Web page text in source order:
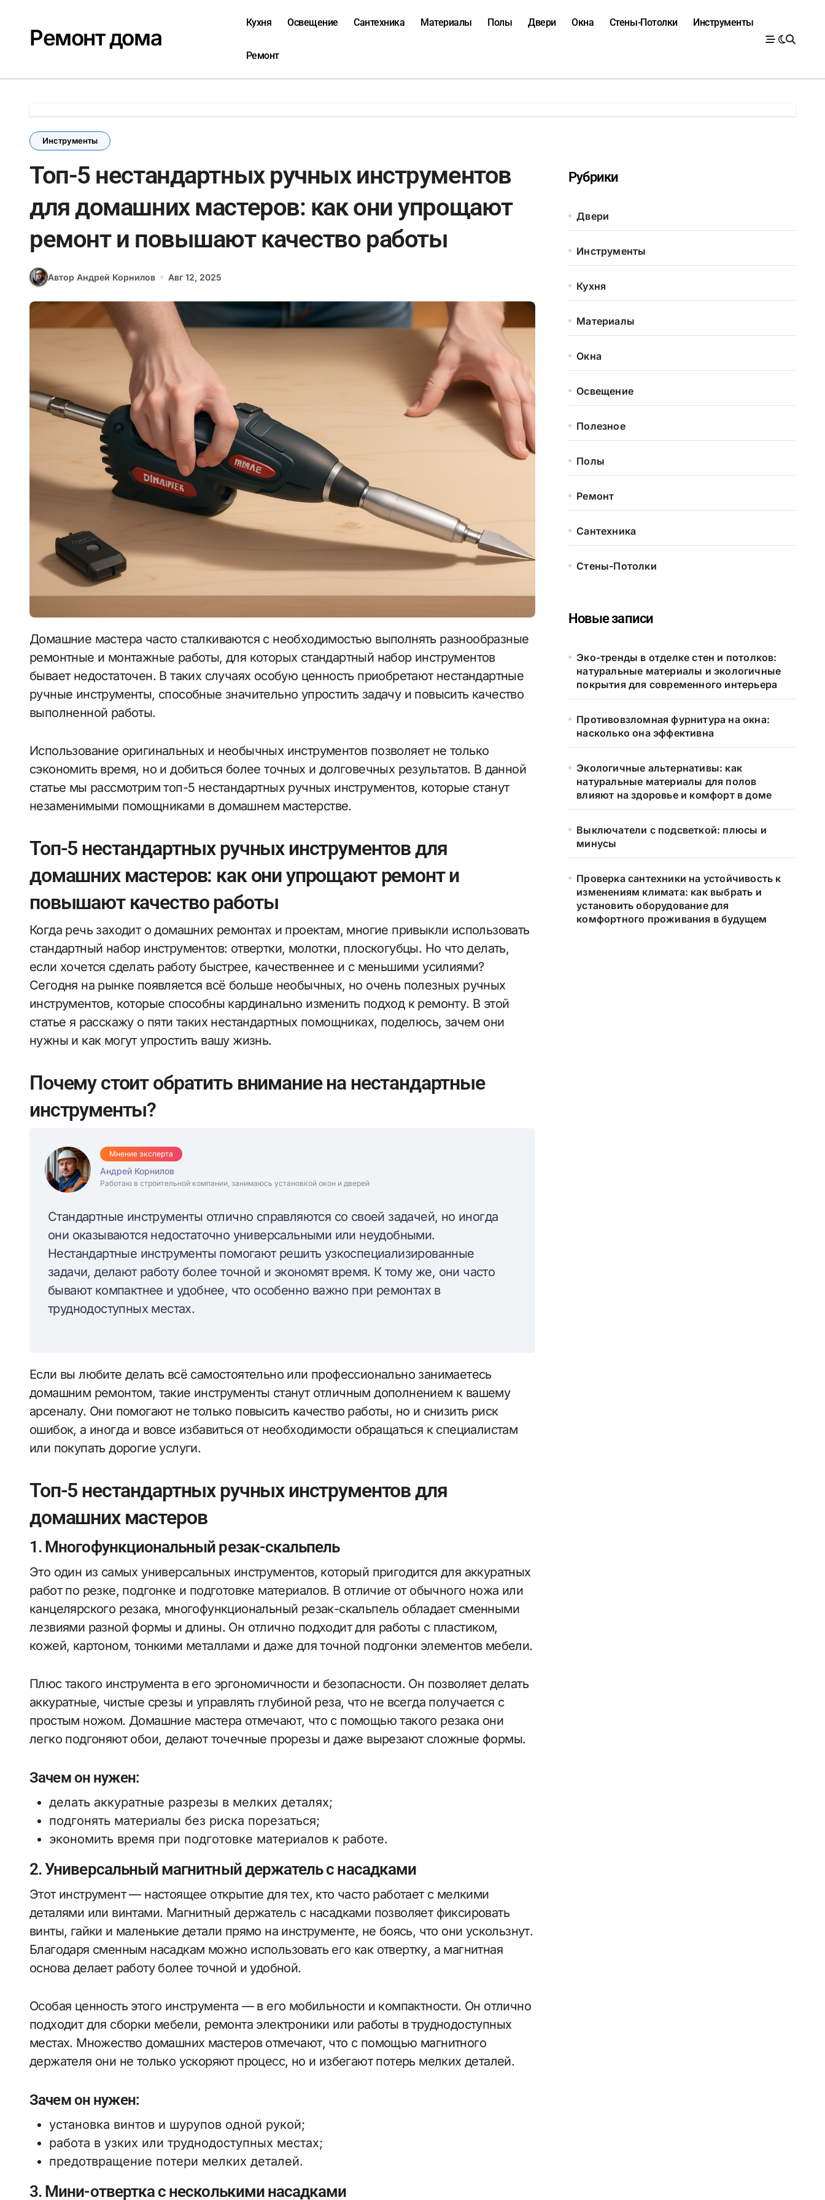
содержаниюРемонт дома
Кухня Освещение Сантехника Материалы Полы Двери Окна Стены-Потолки Инструменты
Ремонт
Инструменты
Топ-5 нестандартных ручных инструментов
для домашних мастеров: как они упрощают
ремонт и повышают качество работы
Автор Андрей Корнилов Авг 12, 2025
Домашние мастера часто сталкиваются с необходимостью выполнять разнообразные
ремонтные и монтажные работы, для которых стандартный набор инструментов
бывает недостаточен. В таких случаях особую ценность приобретают нестандартные
ручные инструменты, способные значительно упростить задачу и повысить качество
выполненной работы.
Использование оригинальных и необычных инструментов позволяет не только
сэкономить время, но и добиться более точных и долговечных результатов. В данной
статье мы рассмотрим топ-5 нестандартных ручных инструментов, которые станут
незаменимыми помощниками в домашнем мастерстве.
Топ-5 нестандартных ручных инструментов для
домашних мастеров: как они упрощают ремонт и
повышают качество работы
Когда речь заходит о домашних ремонтах и проектам, многие привыкли использовать
стандартный набор инструментов: отвертки, молотки, плоскогубцы. Но что делать,
если хочется сделать работу быстрее, качественнее и с меньшими усилиями?
Сегодня на рынке появляется всё больше необычных, но очень полезных ручных
инструментов, которые способны кардинально изменить подход к ремонту. В этой
статье я расскажу о пяти таких нестандартных помощниках, поделюсь, зачем они
нужны и как могут упростить вашу жизнь.
Почему стоит обратить внимание на нестандартные
инструменты?
Мнение эксперта
Андрей Корнилов
Работаю в строительной компании, занимаюсь установкой окон и дверей
Стандартные инструменты отлично справляются со своей задачей, но иногда
они оказываются недостаточно универсальными или неудобными.
Нестандартные инструменты помогают решить узкоспециализированные
задачи, делают работу более точной и экономят время. К тому же, они часто
бывают компактнее и удобнее, что особенно важно при ремонтах в
труднодоступных местах.
Если вы любите делать всё самостоятельно или профессионально занимаетесь
домашним ремонтом, такие инструменты станут отличным дополнением к вашему
арсеналу. Они помогают не только повысить качество работы, но и снизить риск
ошибок, а иногда и вовсе избавиться от необходимости обращаться к специалистам
или покупать дорогие услуги.
Топ-5 нестандартных ручных инструментов для
домашних мастеров
1. Многофункциональный резак-скальпель
Это один из самых универсальных инструментов, который пригодится для аккуратных
работ по резке, подгонке и подготовке материалов. В отличие от обычного ножа или
канцелярского резака, многофункциональный резак-скальпель обладает сменными
лезвиями разной формы и длины. Он отлично подходит для работы с пластиком,
кожей, картоном, тонкими металлами и даже для точной подгонки элементов мебели.
Плюс такого инструмента в его эргономичности и безопасности. Он позволяет делать
аккуратные, чистые срезы и управлять глубиной реза, что не всегда получается с
простым ножом. Домашние мастера отмечают, что с помощью такого резака они
легко подгоняют обои, делают точечные прорезы и даже вырезают сложные формы.
Зачем он нужен:
делать аккуратные разрезы в мелких деталях;
подгонять материалы без риска порезаться;
экономить время при подготовке материалов к работе.
2. Универсальный магнитный держатель с насадками
Этот инструмент — настоящее открытие для тех, кто часто работает с мелкими
деталями или винтами. Магнитный держатель с насадками позволяет фиксировать
винты, гайки и маленькие детали прямо на инструменте, не боясь, что они ускользнут.
Благодаря сменным насадкам можно использовать его как отвертку, а магнитная
основа делает работу более точной и удобной.
Особая ценность этого инструмента — в его мобильности и компактности. Он отлично
подходит для сборки мебели, ремонта электроники или работы в труднодоступных
местах. Множество домашних мастеров отмечают, что с помощью магнитного
держателя они не только ускоряют процесс, но и избегают потерь мелких деталей.
Зачем он нужен:
установка винтов и шурупов одной рукой;
работа в узких или труднодоступных местах;
предотвращение потери мелких деталей.
3. Мини-отвертка с несколькими насадками
Рубрики
Двери
Инструменты
Кухня
Материалы
Окна
Освещение
Полезное
Полы
Ремонт
Сантехника
Стены-Потолки
Новые записи
Эко-тренды в отделке стен и потолков:
натуральные материалы и экологичные
покрытия для современного интерьера
Противовзломная фурнитура на окна:
насколько она эффективна
Экологичные альтернативы: как
натуральные материалы для полов
влияют на здоровье и комфорт в доме
Выключатели с подсветкой: плюсы и
минусы
Проверка сантехники на устойчивость к
изменениям климата: как выбрать и
установить оборудование для
комфортного проживания в будущем